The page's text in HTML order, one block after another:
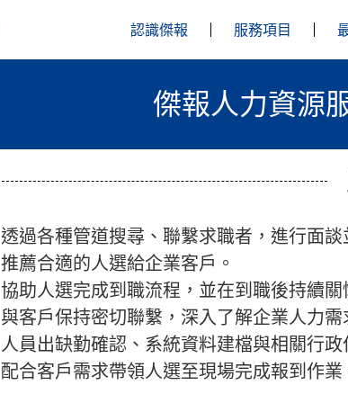
認識傑報 服務項目
傑報人力資源
透過各種管道搜尋、聯繫求職者，進行面談
推薦合適的人選給企業客戶。
協助人選完成到職流程，並在到職後持續關
與客戶保持密切聯繫，深入了解企業人力需
人員出缺勤確認、系統資料建檔與相關行政
配合客戶需求帶領人選至現場完成報到作業